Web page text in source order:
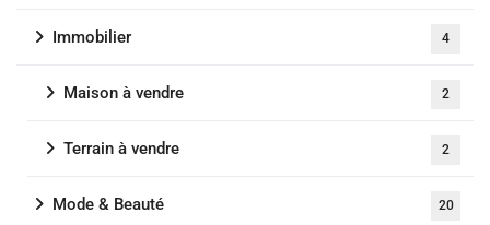
Immobilier 4
Maison à vendre 2
Terrain à vendre 2
Mode & Beauté 20